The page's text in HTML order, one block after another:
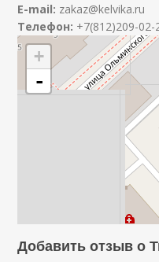
E-mail: zakaz@kelvika.ru
Телефон: +7(812)209-
+
-
Добавить отзыв о